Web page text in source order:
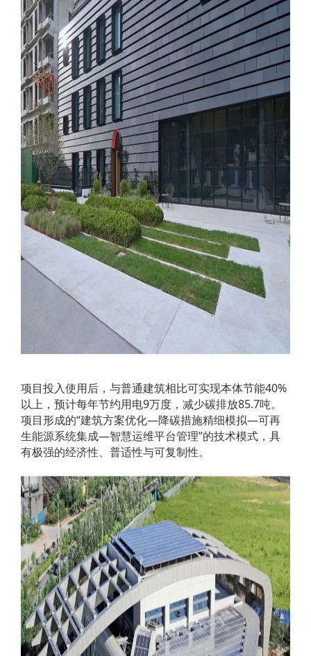
项目投入使用后，与普通建筑相比可实现本体节能40%
以上，预计每年节约用电9万度，减少碳排放85.7吨。
项目形成的“建筑方案优化—降碳措施精细模拟—可再
生能源系统集成—智慧运维平台管理”的技术模式，具
有极强的经济性、普适性与可复制性。